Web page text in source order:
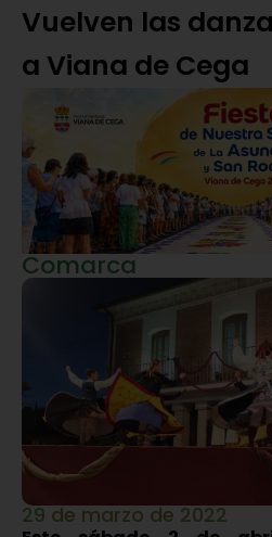
Vuelven las
a Viana de Cega
Comarca
29 de marzo de 2022